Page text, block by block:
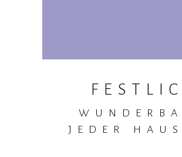
JEDER